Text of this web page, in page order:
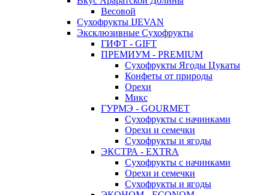
Весовой
Сухофрукты IJEVAN
Эксклюзивные Сухофрукты
ГИФТ - GIFT
ПРЕМИУМ - PREMIUM
Сухофрукты Ягоды Цукаты
Конфеты от природы
Орехи
Микс
ГУРМЭ - GOURMET
Сухофрукты с начинками
Орехи и семечки
Сухофрукты и ягоды
ЭКСТРА - EXTRA
Сухофрукты с начинками
Орехи и семечки
Сухофрукты и ягоды